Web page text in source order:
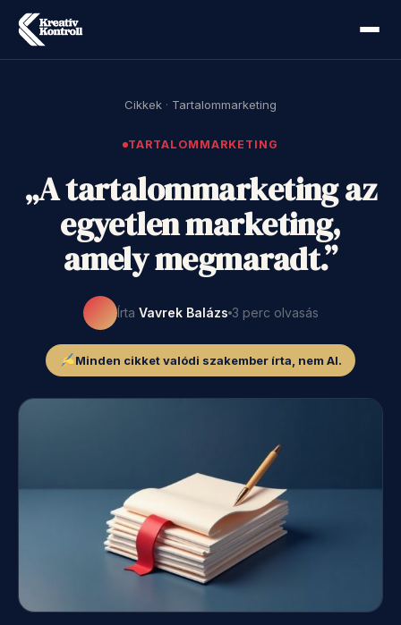
Cikkek · Tartalommarketing
TARTALOMMARKETING
„A tartalommarketing az
egyetlen marketing,
amely megmaradt.”
Írta Vavrek Balázs 3 perc olvasás
Minden cikket valódi szakember írta, nem AI.